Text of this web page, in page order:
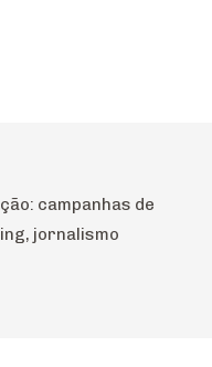
campanhas de
jornalismo